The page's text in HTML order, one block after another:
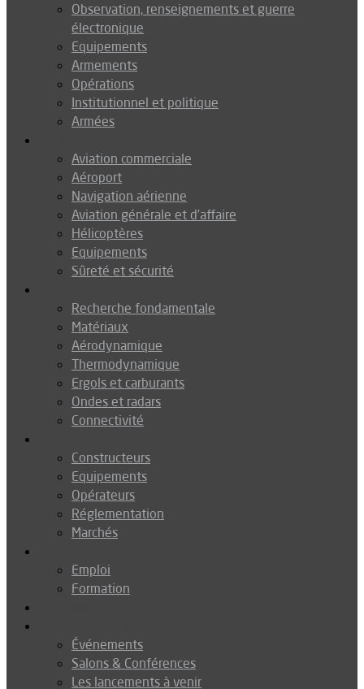
Observation, renseignements et guerre
électronique
Equipements
Armements
Opérations
Institutionnel et politique
Armées
Aviation commerciale
Aéroport
Navigation aérienne
Aviation générale et d’affaire
Hélicoptères
Equipements
Sûreté et sécurité
Recherche fondamentale
Matériaux
Aérodynamique
Thermodynamique
Ergols et carburants
Ondes et radars
Connectivité
Constructeurs
Equipements
Opérateurs
Réglementation
Marchés
Emploi
Formation
Événements
Salons & Conférences
Les lancements à venir